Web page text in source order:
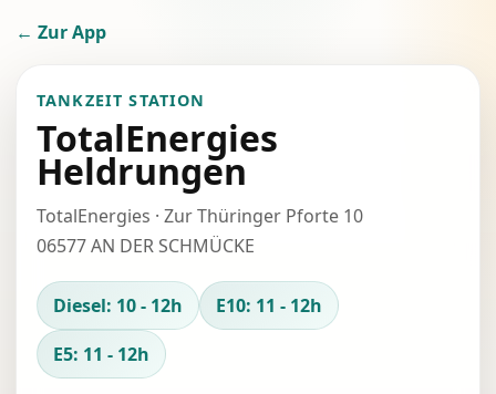
← Zur App
TANKZEIT STATION
TotalEnergies
Heldrungen
TotalEnergies · Zur Thüringer Pforte 10
06577 AN DER SCHMÜCKE
Diesel: 10 - 12h
E10: 11 - 12h
E5: 11 - 12h